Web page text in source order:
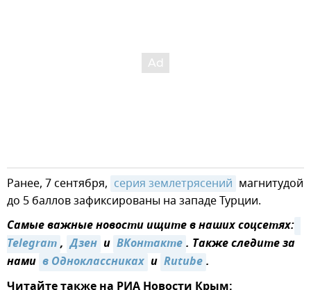
Ранее, 7 сентября, серия землетрясений магнитудой
до 5 баллов зафиксированы на западе Турции.
Самые важные новости ищите в наших соцсетях:
Telegram, Дзен и ВКонтакте. Также следите за
нами в Одноклассниках и Rutube.